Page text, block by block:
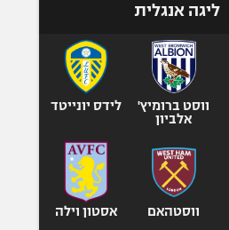
טניס
כדוריד
כדורעף
שחייה
ג'ודו
אגרוף
ספורט אולימפי
ליגה אנגלית
ווסט ברומיץ'
אלביון
לידס יונייטד
ווסטהאם אסטון וילה